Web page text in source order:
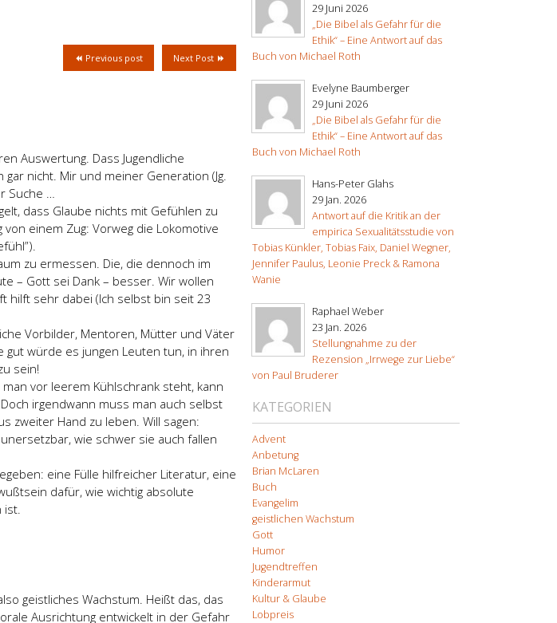
Next Post
Previous post
Auswertung. Dass Jugendliche
nicht. Mir und meiner Generation (Jg.
Suche …
dass Glaube nichts mit Gefühlen zu
einem Zug: Vorweg die Lokomotive
zu ermessen. Die, die dennoch im
– Gott sei Dank – besser. Wir wollen
hilft sehr dabei (Ich selbst bin seit 23
Vorbilder, Mentoren, Mütter und Väter
gut würde es jungen Leuten tun, in ihren
sein!
vor leerem Kühlschrank steht, kann
irgendwann muss man auch selbst
zweiter Hand zu leben. Will sagen:
wie schwer sie auch fallen
eine Fülle hilfreicher Literatur, eine
dafür, wie wichtig absolute
ist.
geistliches Wachstum. Heißt das, das
Ausrichtung entwickelt in der Gefahr
29 Juni 2026
„Die Bibel als Gefahr für die
Ethik“ – Eine Antwort auf das
Buch von Michael Roth
Evelyne Baumberger
29 Juni 2026
„Die Bibel als Gefahr für die
Ethik“ – Eine Antwort auf das
Buch von Michael Roth
Hans-Peter Glahs
29 Jan. 2026
Antwort auf die Kritik an der
empirica Sexualitätsstudie von
Tobias Künkler, Tobias Faix, Daniel Wegner,
Jennifer Paulus, Leonie Preck & Ramona
Wanie
Raphael Weber
23 Jan. 2026
Stellungnahme zu der
Rezension „Irrwege zur Liebe“
von Paul Bruderer
KATEGORIEN
Advent
Anbetung
Brian McLaren
Buch
Evangelim
geistlichen Wachstum
Gott
Humor
Jugendtreffen
Kinderarmut
Kultur & Glaube
Lobpreis